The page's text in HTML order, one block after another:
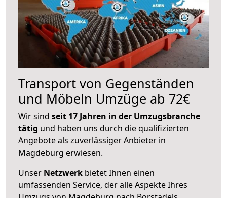
Transport von Gegenständen
und Möbeln Umzüge ab 72€
Wir sind seit 17 Jahren in der Umzugsbranche
tätig und haben uns durch die qualifizierten
Angebote als zuverlässiger Anbieter in
Magdeburg erwiesen.
Unser Netzwerk bietet Ihnen einen
umfassenden Service, der alle Aspekte Ihres